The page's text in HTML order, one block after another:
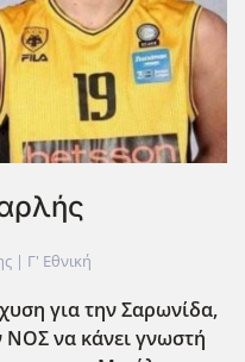
| Γ' Εθνική
για την Σαρωνίδα,
ΝΟΣ να κάνει γνωστή